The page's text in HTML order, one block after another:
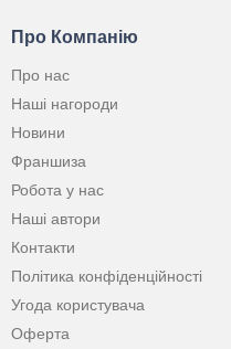
Про Компанію
Про нас
Наші нагороди
Новини
Франшиза
Робота у нас
Наші автори
Контакти
Політика конфіденційності
Угода користувача
Оферта